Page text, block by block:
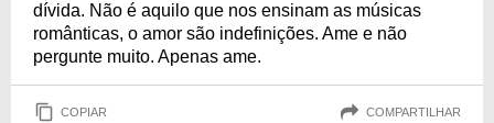
dívida. Não é aquilo que nos ensinam as músicas
românticas, o amor são indefinições. Ame e não
pergunte muito. Apenas ame.
COPIAR COMPARTILHAR